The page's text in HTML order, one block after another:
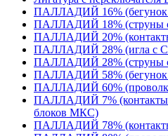
ПАЛЛАДИЙ 16% (бегунок
ПАЛЛАДИЙ 18% (струны
ПАЛЛАДИЙ 20%
ПАЛЛАДИЙ 28% (игла с
ПАЛЛАДИЙ 28% (струны
ПАЛЛАДИЙ 58%
ПАЛЛАДИЙ 60%
ПАЛЛАДИЙ 7% (контакты
блоков МКС)
ПАЛЛАДИЙ 78%